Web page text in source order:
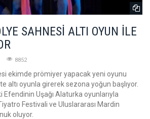
SAHNESİ ALTI OYUN İLE
8852
ekimde prömiyer yapacak yeni oyunu
altı oyunla girerek sezona yoğun başlıyor.
Efendinin Uşağı Alaturka oyunlarıyla
Festivali ve Uluslararası Mardin
oluyor.